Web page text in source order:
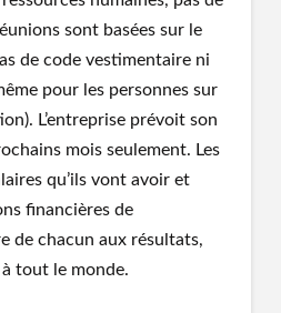
sont basées sur le
de code vestimentaire ni
pour les personnes sur
L’entreprise prévoit son
mois seulement. Les
qu’ils vont avoir et
financières de
de chacun aux résultats,
tout le monde.